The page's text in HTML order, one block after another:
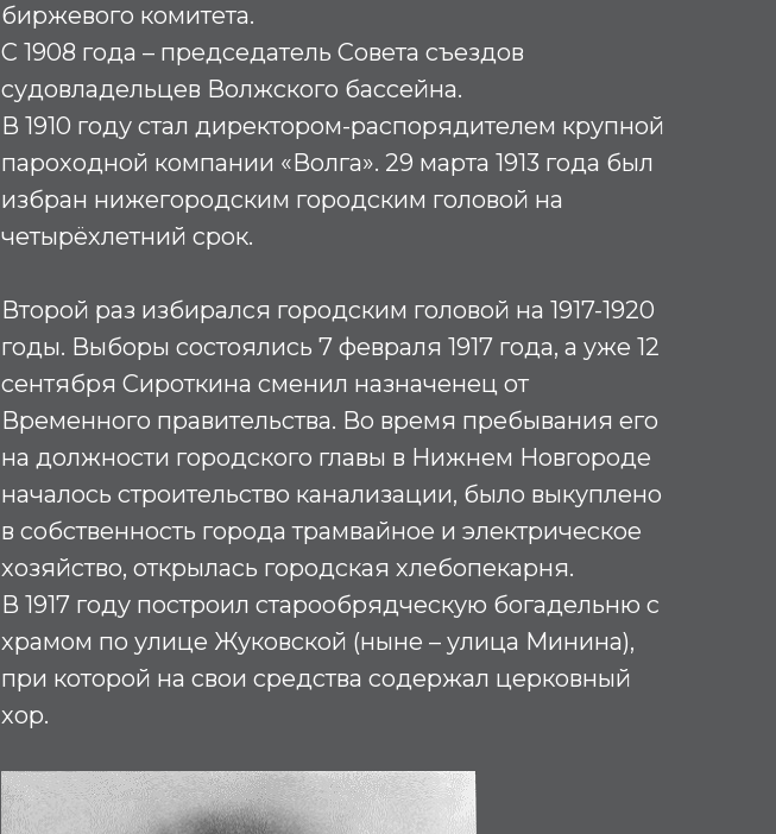
биржевого комитета.
С 1908 года – председатель Совета съездов
судовладельцев Волжского бассейна.
В 1910 году стал директором-распорядителем крупной
пароходной компании «Волга». 29 марта 1913 года был
избран нижегородским городским головой на
четырёхлетний срок.
Второй раз избирался городским головой на 1917-1920
годы. Выборы состоялись 7 февраля 1917 года, а уже 12
сентября Сироткина сменил назначенец от
Временного правительства. Во время пребывания его
на должности городского главы в Нижнем Новгороде
началось строительство канализации, было выкуплено
в собственность города трамвайное и электрическое
хозяйство, открылась городская хлебопекарня.
В 1917 году построил старообрядческую богадельню с
храмом по улице Жуковской (ныне – улица Минина),
при которой на свои средства содержал церковный
хор.